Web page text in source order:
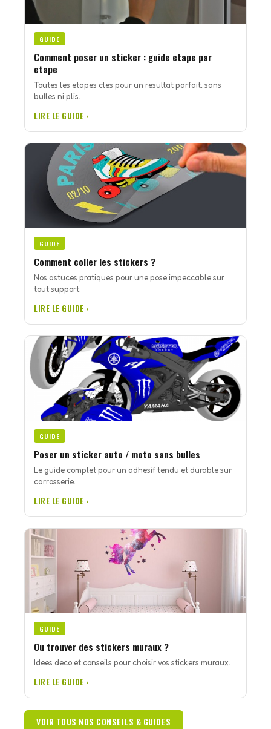
GUIDE
Comment poser un sticker : guide etape par
etape
Toutes les etapes cles pour un resultat parfait, sans
bulles ni plis.
LIRE LE GUIDE ›
GUIDE
Comment coller les stickers ?
Nos astuces pratiques pour une pose impeccable sur
tout support.
LIRE LE GUIDE ›
GUIDE
Poser un sticker auto / moto sans bulles
Le guide complet pour un adhesif tendu et durable sur
carrosserie.
LIRE LE GUIDE ›
GUIDE
Ou trouver des stickers muraux ?
Idees deco et conseils pour choisir vos stickers muraux.
LIRE LE GUIDE ›
VOIR TOUS NOS CONSEILS & GUIDES